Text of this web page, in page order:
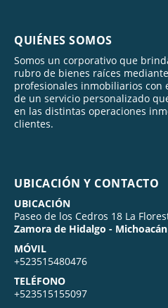
QUIÉNES SOMOS
Somos un corporativo que
rubro de bienes raíces
profesionales inmobiliarios con
de un servicio personalizado
en las distintas operaciones
clientes.
UBICACIÓN Y CONTACTO
UBICACIÓN
Paseo de los Cedros 18 La
Zamora de Hidalgo -
MÓVIL
+523515480476
TELÉFONO
+523515155097